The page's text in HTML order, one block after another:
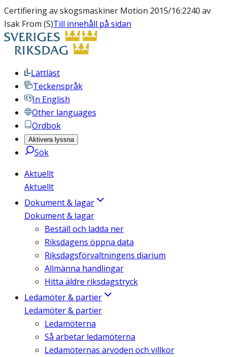
Certifiering av skogsmaskiner Motion 2015/16:2240 av
Isak From (S)Till innehåll på sidan
Lättläst
Teckenspråk
In English
Other languages
Ordbok
Aktivera lyssna
Sök
Aktuellt
Aktuellt
Dokument & lagar
Dokument & lagar
Beställ och ladda ner
Riksdagens öppna data
Riksdagsförvaltningens diarium
Allmänna handlingar
Hitta äldre riksdagstryck
Ledamöter & partier
Ledamöter & partier
Ledamöterna
Så arbetar ledamöterna
Ledamöternas arvoden och villkor